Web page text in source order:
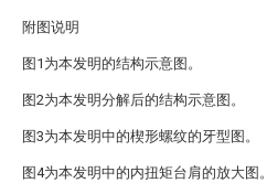
附图说明
图1为本发明的结构示意图。
图2为本发明分解后的结构示意图。
图3为本发明中的楔形螺纹的牙型图。
图4为本发明中的内扭矩台肩的放大图。